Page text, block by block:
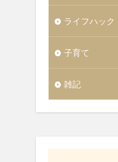
ライフハック
子育て
雑記